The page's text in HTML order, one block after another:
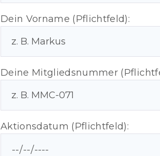
Dein Vorname (Pflichtfeld):
Deine Mitgliedsnummer
Aktionsdatum (Pflichtfeld):